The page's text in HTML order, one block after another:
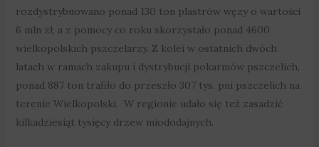
rozdystrybuowano ponad 130 ton plastrów węzy o wartości
6 mln zł, a z pomocy co roku skorzystało ponad 4600
wielkopolskich pszczelarzy. Z kolei w ostatnich dwóch
latach w ramach zakupu i dystrybucji pokarmów pszczelich,
ponad 887 ton trafiło do przeszło 307 tys. pni pszczelich na
terenie Wielkopolski. W regionie udało się też zasadzić
kilkadziesiąt tysięcy drzew miododajnych.